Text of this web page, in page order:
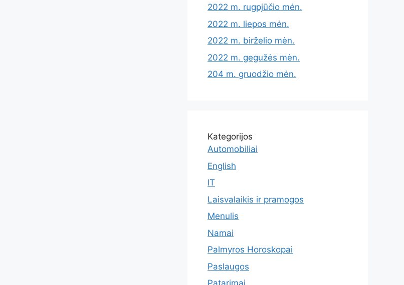
2022 m. rugpjūčio mėn.
2022 m. liepos mėn.
2022 m. birželio mėn.
2022 m. gegužės mėn.
204 m. gruodžio mėn.
Kategorijos
Automobiliai
English
IT
Laisvalaikis ir pramogos
Menulis
Namai
Palmyros Horoskopai
Paslaugos